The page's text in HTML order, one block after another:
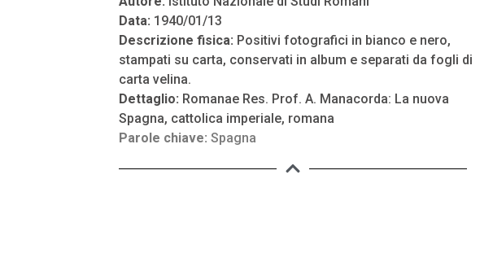
Data: 1940/01/13
Descrizione fisica: Positivi fotografici in bianco e nero,
stampati su carta, conservati in album e separati da fogli di
carta velina.
Dettaglio: Romanae Res. Prof. A. Manacorda: La nuova
Spagna, cattolica imperiale, romana
Parole chiave: Spagna